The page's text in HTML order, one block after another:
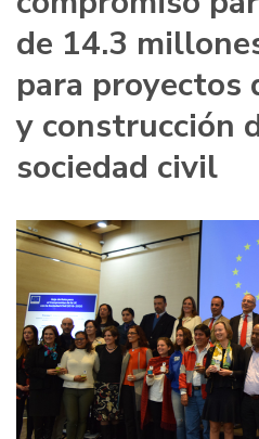
de 14.3
para proyectos
y construcción
sociedad civil